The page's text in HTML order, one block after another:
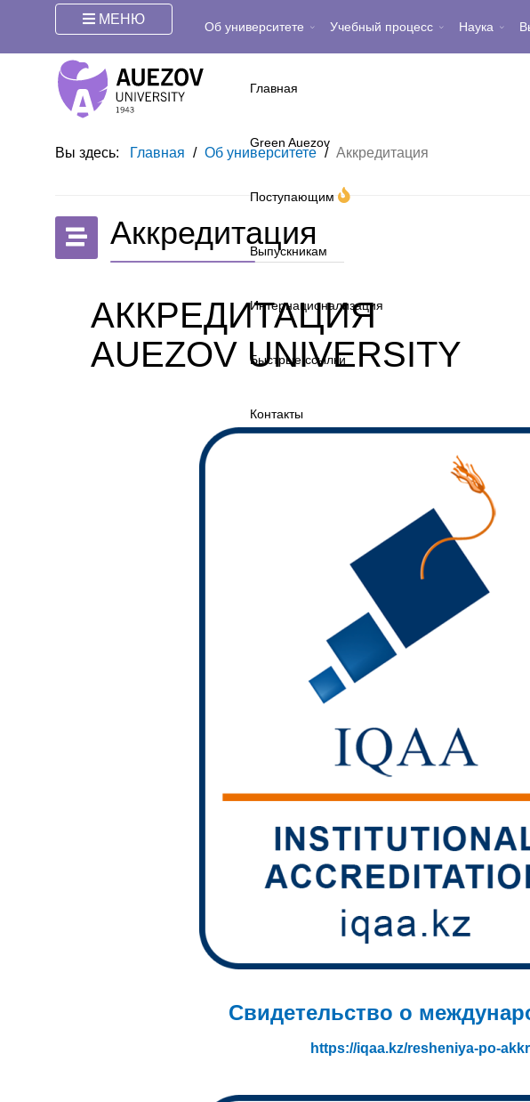
МЕНЮ Об университете Учебный процесс Наука
Главная
Green Auezov
Поступающим
Выпускникам
Интернационализация
Быстрые ссылки
Контакты
Вы здесь: Главная / Об университете / Аккредитация
Аккредитация
АККРЕДИТАЦИЯ
AUEZOV UNIVERSITY
Свидетельство о
https://iqaa.kz/resheniya-po-